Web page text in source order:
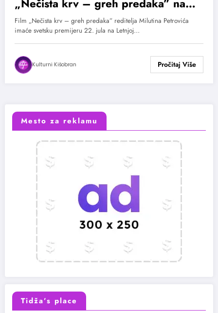
„Nečista krv – greh predaka” na
Festivalu evropskog filma Palić
Film „Nečista krv – greh predaka” reditelja Milutina Petrovića
imaće svetsku premijeru 22. jula na Letnjoj…
Kulturni Kišobran
Mesto za reklamu
Tidža’s place